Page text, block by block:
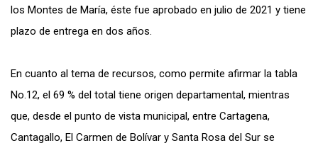
los Montes de María, éste fue aprobado en julio de 2021 y tiene
plazo de entrega en dos años.
En cuanto al tema de recursos, como permite afirmar la tabla
No.12, el 69 % del total tiene origen departamental, mientras
que, desde el punto de vista municipal, entre Cartagena,
Cantagallo, El Carmen de Bolívar y Santa Rosa del Sur se